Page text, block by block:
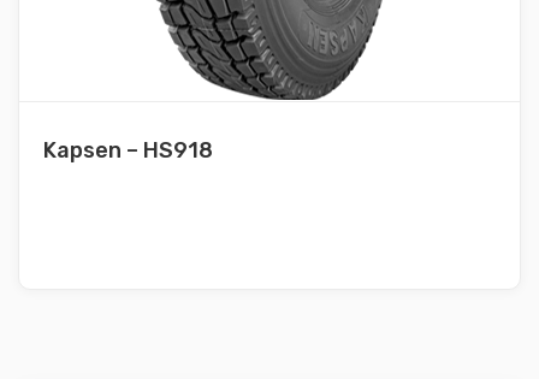
Kapsen – HS918